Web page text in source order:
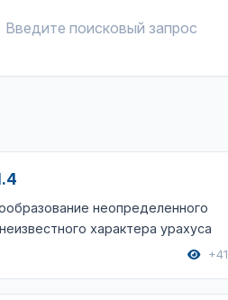
Введите поисковый запрос
неопределенного
характера урахуса
+41